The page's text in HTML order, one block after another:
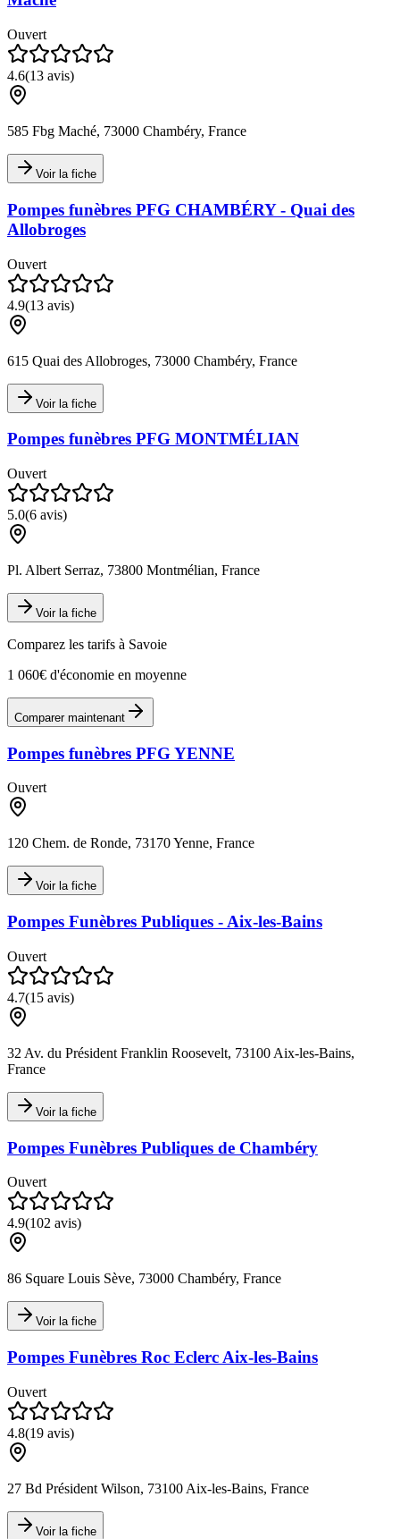
Ouvert
4.6(13 avis)
585 Fbg Maché, 73000 Chambéry, France
Voir la fiche
Pompes funèbres PFG CHAMBÉRY - Quai des
Allobroges
Ouvert
4.9(13 avis)
615 Quai des Allobroges, 73000 Chambéry, France
Voir la fiche
Pompes funèbres PFG MONTMÉLIAN
Ouvert
5.0(6 avis)
Pl. Albert Serraz, 73800 Montmélian, France
Voir la fiche
Comparez les tarifs à Savoie
1 060€ d'économie en moyenne
Comparer maintenant
Pompes funèbres PFG YENNE
Ouvert
120 Chem. de Ronde, 73170 Yenne, France
Voir la fiche
Pompes Funèbres Publiques - Aix-les-Bains
Ouvert
4.7(15 avis)
32 Av. du Président Franklin Roosevelt, 73100 Aix-les-Bains,
France
Voir la fiche
Pompes Funèbres Publiques de Chambéry
Ouvert
4.9(102 avis)
86 Square Louis Sève, 73000 Chambéry, France
Voir la fiche
Pompes Funèbres Roc Eclerc Aix-les-Bains
Ouvert
4.8(19 avis)
27 Bd Président Wilson, 73100 Aix-les-Bains, France
Voir la fiche